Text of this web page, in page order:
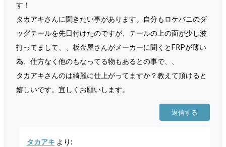
す！
タカアキさんに聞きたい事があります。自分もロケバニのダ
ッグテールを先日付けたのですが、テールの上の面が少し波
打ってまして、、板金屋さんがメーカーに聞くとFRPが薄い
為、仕方なく他のもなってる物もあるとの事で、、
タカアキさんのは綺麗に仕上がってますか？教えて頂けると
嬉しいです。宜しくお願いします。
返信する
タカアキ より: